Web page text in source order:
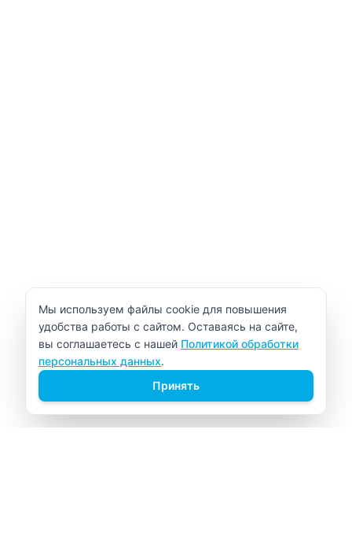
Уведомление об использовании cookie
Мы используем файлы cookie для повышения
удобства работы с сайтом. Оставаясь на сайте,
вы соглашаетесь с нашей Политикой обработки
персональных данных.
Принять